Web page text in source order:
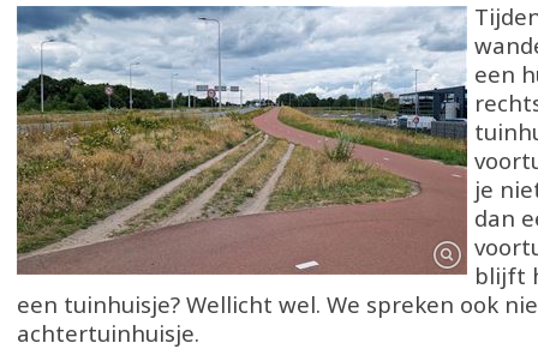
een
je
dan
blijft
een tuinhuisje? Wellicht wel. We spreken ook
achtertuinhuisje.